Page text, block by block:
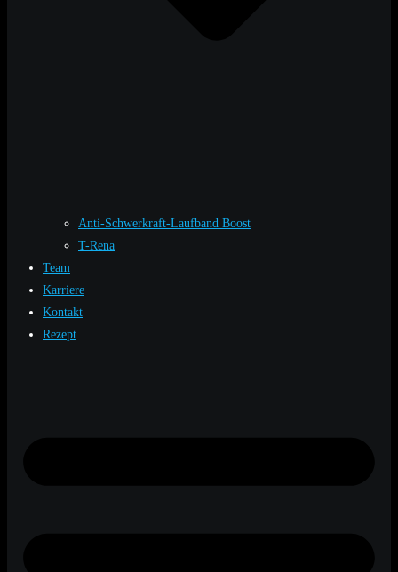
Anti-Schwerkraft-Laufband Boost
T-Rena
Team
Karriere
Kontakt
Rezept